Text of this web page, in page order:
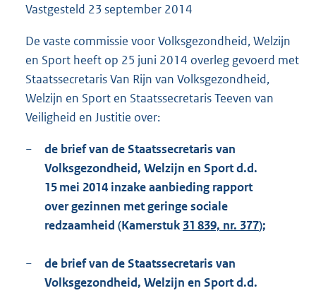
1
7
Vastgesteld 23 september 2014
De vaste commissie voor Volksgezondheid, Welzijn
en Sport heeft op 25 juni 2014 overleg gevoerd met
Staatssecretaris Van Rijn van Volksgezondheid,
Welzijn en Sport en Staatssecretaris Teeven van
Veiligheid en Justitie over:
−
de brief van de Staatssecretaris van
Volksgezondheid, Welzijn en Sport d.d.
15 mei 2014 inzake aanbieding rapport
over gezinnen met geringe sociale
redzaamheid (Kamerstuk 31 839, nr. 377);
−
de brief van de Staatssecretaris van
Volksgezondheid, Welzijn en Sport d.d.